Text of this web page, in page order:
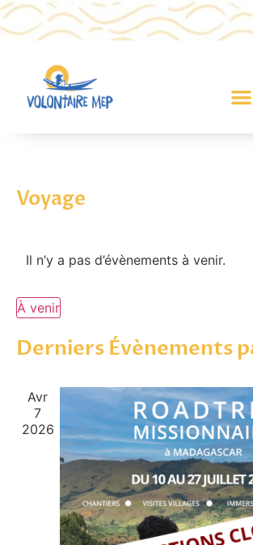
Voyage
Il n’y a pas d’évènements à venir.
À venir
Sélectionnez
une
date.
Derniers Évènements
Avr
7
2026